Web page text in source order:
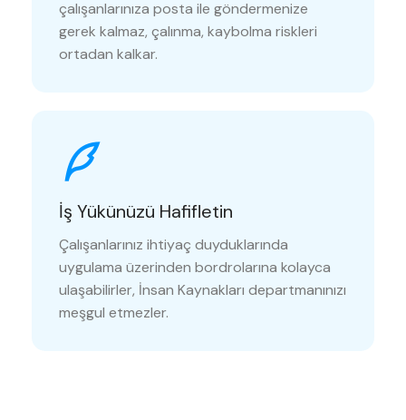
çalışanlarınıza posta ile göndermenize
gerek kalmaz, çalınma, kaybolma riskleri
ortadan kalkar.
İş Yükünüzü Hafifletin
Çalışanlarınız ihtiyaç duyduklarında
uygulama üzerinden bordrolarına kolayca
ulaşabilirler, İnsan Kaynakları departmanınızı
meşgul etmezler.